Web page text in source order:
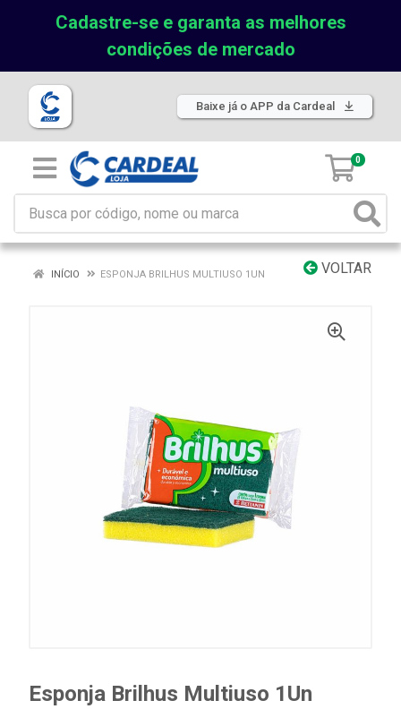
Cadastre-se e garanta as melhores
condições de mercado
Baixe já o APP da Cardeal
0
VOLTAR
INÍCIO ESPONJA BRILHUS MULTIUSO 1UN
Esponja Brilhus Multiuso 1Un